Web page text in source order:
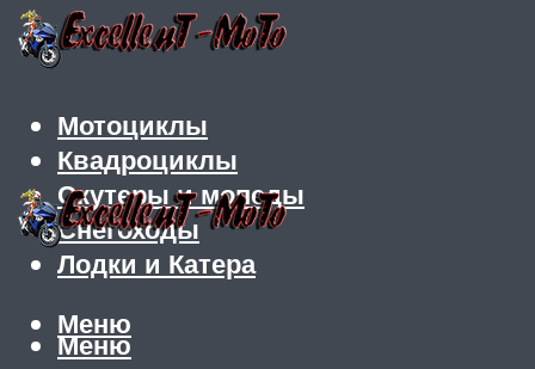
Мотоциклы
Квадроциклы
Скутеры и мопеды
Снегоходы
Лодки и Катера
Меню
Меню